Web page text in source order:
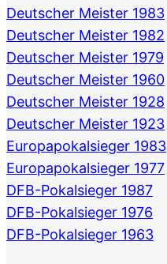
Deutscher Meister 1983
Deutscher Meister 1982
Deutscher Meister 1979
Deutscher Meister 1960
Deutscher Meister 1928
Deutscher Meister 1923
Europapokalsieger 1983
Europapokalsieger 1977
DFB-Pokalsieger 1987
DFB-Pokalsieger 1976
DFB-Pokalsieger 1963